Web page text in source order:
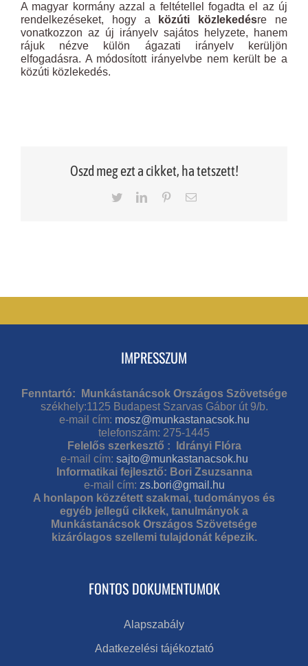
A magyar kormány azzal a feltétellel fogadta el az új
rendelkezéseket, hogy a
közúti közlekedésre ne
vonatkozzon az új irányelv sajátos helyzete, hanem
rájuk nézve külön ágazati irányelv kerüljön
elfogadásra. A módosított irányelvbe nem került be a
közúti közlekedés.
Oszd meg ezt a cikket, ha tetszett!
TwitterLinkedInPinterestEmail
IMPRESSZUM
Fenntartó: Munkástanácsok Országos Szövetsége
székhely:1125 Budapest Szarvas Gábor út 9/b.
e-mail cím: mosz@munkastanacsok.hu
telefonszám: 275-1445
Felelős szerkesztő : Idrányi Flóra
e-mail cím: sajto@munkastanacsok.hu
Informatikai fejlesztő: Bori Zsuzsanna
e-mail cím: zs.bori@gmail.hu
A honlapon közzétett szakmai, tudományos és
egyéb jellegű cikkek, tanulmányok a
Munkástanácsok Országos Szövetsége
kizárólagos szellemi tulajdonát képezik.
FONTOS DOKUMENTUMOK
Alapszabály
Adatkezelési tájékoztató